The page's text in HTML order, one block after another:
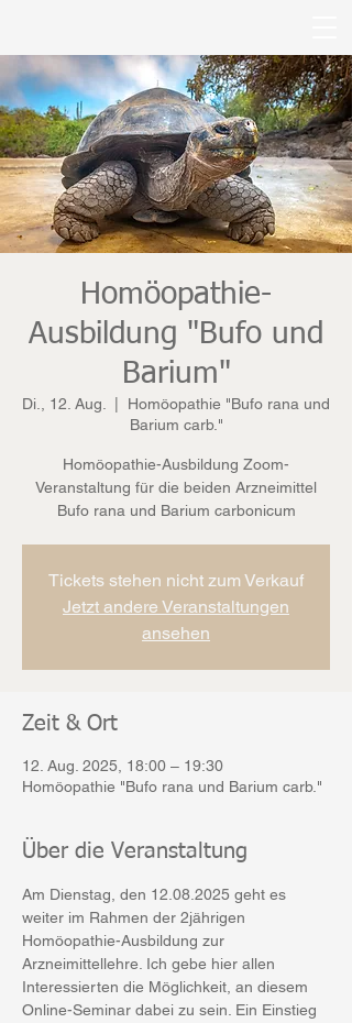
Homöopathie-
Ausbildung "Bufo und
Barium"
Di., 12. Aug.
Homöopathie "Bufo rana und
Barium carb."
Homöopathie-Ausbildung Zoom-
Veranstaltung für die beiden Arzneimittel
Bufo rana und Barium carbonicum
Tickets stehen nicht zum Verkauf
Jetzt andere Veranstaltungen
ansehen
Zeit & Ort
12. Aug. 2025, 18:00 – 19:30
Homöopathie "Bufo rana und Barium carb."
Über die Veranstaltung
Am Dienstag, den 12.08.2025 geht es
weiter im Rahmen der 2jährigen
Homöopathie-Ausbildung zur
Arzneimittellehre. Ich gebe hier allen
Interessierten die Möglichkeit, an diesem
Online-Seminar dabei zu sein. Ein Einstieg